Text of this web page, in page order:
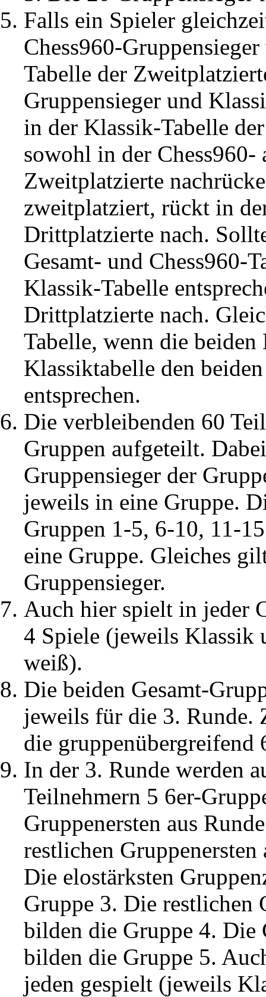
Falls ein Spieler
Chess960-
Tabelle der
Gruppensieger und
in der Klassik-Tabelle
sowohl in der
Zweitplatzierte
zweitplatziert, rückt in
Drittplatzierte nach.
Gesamt- und Chess960-
Klassik-Tabelle
Drittplatzierte nach.
Tabelle, wenn die beiden
Klassiktabelle den
entsprechen.
Die verbleibenden 60
Gruppen aufgeteilt.
Gruppensieger der
jeweils in eine Gruppe.
Gruppen 1-5, 6-10, 11-
eine Gruppe. Gleiches
Gruppensieger.
Auch hier spielt in jeder
4 Spiele (jeweils Klassik
weiß).
Die beiden Gesamt-
jeweils für die 3. Runde.
die gruppenübergreifend
In der 3. Runde werden
Teilnehmern 5 6er-
Gruppenersten aus
restlichen
Die elostärksten
Gruppe 3. Die restlichen
bilden die Gruppe 4. Die
bilden die Gruppe 5.
jeden gespielt (jeweils